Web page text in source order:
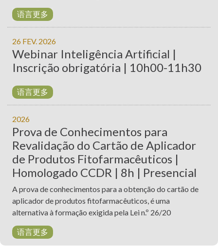
语言更多
26 FEV. 2026
Webinar Inteligência Artificial |
Inscrição obrigatória | 10h00-11h30
语言更多
2026
Prova de Conhecimentos para
Revalidação do Cartão de Aplicador
de Produtos Fitofarmacêuticos |
Homologado CCDR | 8h | Presencial
A prova de conhecimentos para a obtenção do cartão de
aplicador de produtos fitofarmacêuticos, é uma
alternativa à formação exigida pela Lei n.º 26/20
语言更多